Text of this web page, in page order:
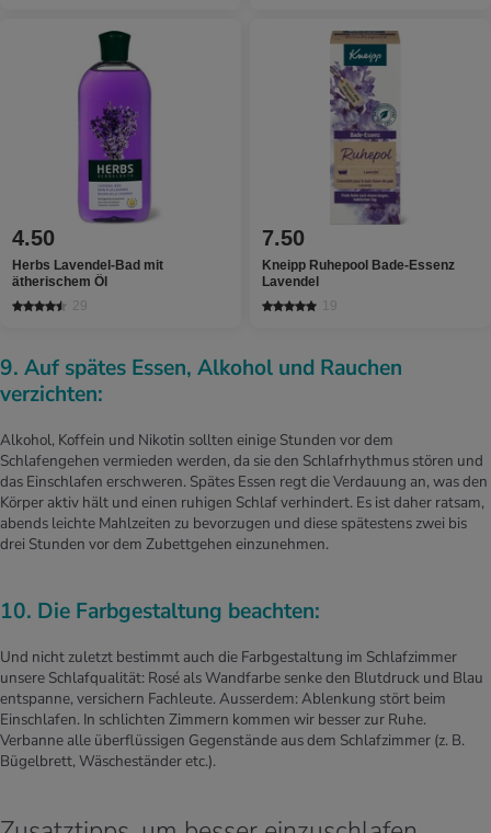
4.50
Herbs Lavendel-Bad mit
ätherischem Öl
29
7.50
Kneipp Ruhepool Bade-Essenz
Lavendel
19
9. Auf spätes Essen, Alkohol und Rauchen
verzichten:
Alkohol, Koffein und Nikotin sollten einige Stunden vor dem
Schlafengehen vermieden werden, da sie den Schlafrhythmus stören und
das Einschlafen erschweren. Spätes Essen regt die Verdauung an, was den
Körper aktiv hält und einen ruhigen Schlaf verhindert. Es ist daher ratsam,
abends leichte Mahlzeiten zu bevorzugen und diese spätestens zwei bis
drei Stunden vor dem Zubettgehen einzunehmen.
10. Die Farbgestaltung beachten:
Und nicht zuletzt bestimmt auch die Farbgestaltung im Schlafzimmer
unsere Schlafqualität: Rosé als Wandfarbe senke den Blutdruck und Blau
entspanne, versichern Fachleute. Ausserdem: Ablenkung stört beim
Einschlafen. In schlichten Zimmern kommen wir besser zur Ruhe.
Verbanne alle überflüssigen Gegenstände aus dem Schlafzimmer (z. B.
Bügelbrett, Wäscheständer etc.).